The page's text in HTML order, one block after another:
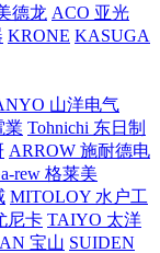
德龙 ACO 亚光
KRONE KASUGA
山洋电气
業 Tohnichi 东日制
ARROW 施耐德电
rew 格莱美
MITOLOY 水户工
尼卡 TAIYO 太洋
宝山 SUIDEN